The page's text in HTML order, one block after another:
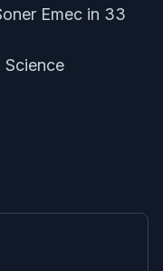
Emec in 33
Science